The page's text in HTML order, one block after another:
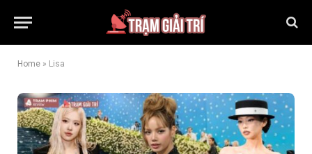
Home » Lisa